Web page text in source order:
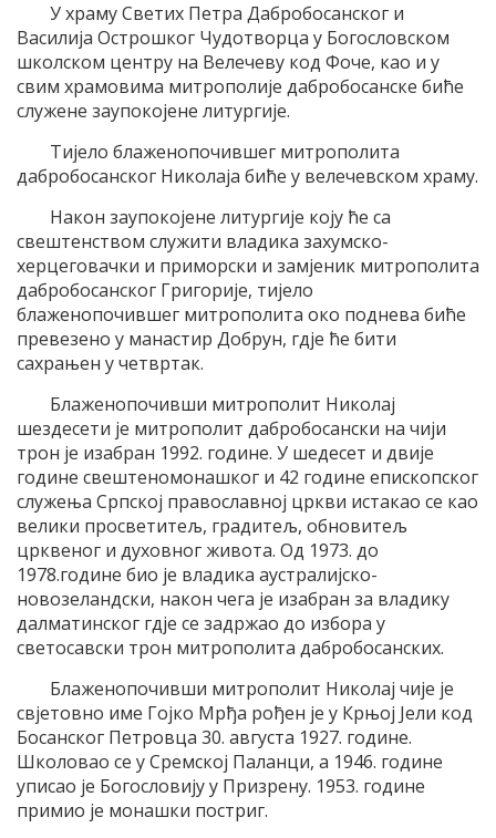
У храму Светих Петра Дабробосанског и
Василија Острошког Чудотворца у Богословском
школском центру на Велечеву код Фоче, као и у
свим храмовима митрополије дабробосанске биће
служене заупокојене литургије.
Тијело блаженопочившег митрополита
дабробосанског Николаја биће у велечевском храму.
Након заупокојене литургије коју ће са
свештенством служити владика захумско-
херцеговачки и приморски и замјеник митрополита
дабробосанског Григорије, тијело
блаженопочившег митрополита око поднева биће
превезено у манастир Добрун, гдје ће бити
сахрањен у четвртак.
Блаженопочивши митрополит Николај
шездесети је митрополит дабробосански на чији
трон је изабран 1992. године. У шедесет и двије
године свештеномонашког и 42 године епископског
служења Српској православној цркви истакао се као
велики просветитељ, градитељ, обновитељ
црквеног и духовног живота. Од 1973. до
1978.године био је владика аустралијско-
новозеландски, након чега је изабран за владику
далматинског гдје се задржао до избора у
светосавски трон митрополита дабробосанских.
Блаженопочивши митрополит Николај чије је
свјетовно име Гојко Мрђа рођен је у Крњој Јели код
Босанског Петровца 30. августа 1927. године.
Школовао се у Сремској Паланци, а 1946. године
уписао је Богословију у Призрену. 1953. године
примио је монашки постриг.